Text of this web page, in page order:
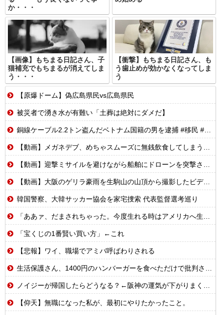
か・・・
【画像】もちまる日記さん、子
猫補充でもちまるが消えてしま
う・・・
【衝撃】もちまる日記さん、も
う歯止めが効かなくなってしま
う
【原爆ドーム】偽広島県民vs広島県民
被災者で湧き水が有難い「土葬は絶対にダメだ】
銅線ケーブル2.2トン盗んだベトナム国籍の男を逮捕 #移民 #外国人 #ニュース
【動画】メガネデブ、めちゃスムーズに無銭飲食してしまうｗｗｗｗ
【動画】迎撃ミサイルを避けながら船舶にドローンを突撃させるウクライナ。
【動画】大阪のゲリラ豪雨を生駒山の山頂から撮影したビデオが美しい。
韓国警察、大韓サッカー協会を家宅捜索 代表監督選考巡り
「ああァ、だまされちゃった。今度生れる時はアメリカへ生れるぞ」特攻隊員(22)が出撃前の日記に残した本音！
「宝くじの1番賢い買い方」←これ
【悲報】ワイ、職場でアミバ呼ばわりされる
生活保護さん、1400円のハンバーガーを食べただけで批判される
ノイジーが帰国したらどうなる？←阪神の運気が下がりまくるやろな
【仰天】無職になった私が、最初にやりたかったこと。